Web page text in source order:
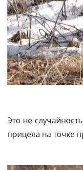
Это не
прицела на точке